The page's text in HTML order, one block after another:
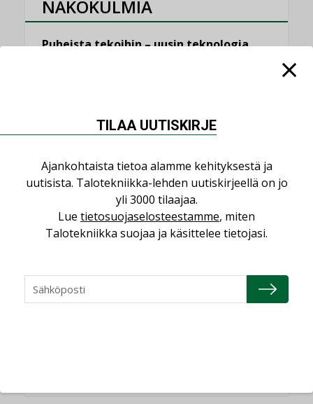
NÄKÖKULMIA
Puheista tekoihin – uusin teknologia
ilmanvaihtoa
KOLUMNI
Miten varmistetaan EPD-dokumenteista
saatavien tietojen vertailukelpoisuus?
Vesi- ja viemärimitoittaminen on
jämähtänyt ajassa paikalleen
TILAA UUTISKIRJE
Ajankohtaista tietoa alamme kehityksestä ja
uutisista. Talotekniikka-lehden uutiskirjeellä on jo
yli 3000 tilaajaa.
Lue tietosuojaselosteestamme, miten
Talotekniikka suojaa ja käsittelee tietojasi.